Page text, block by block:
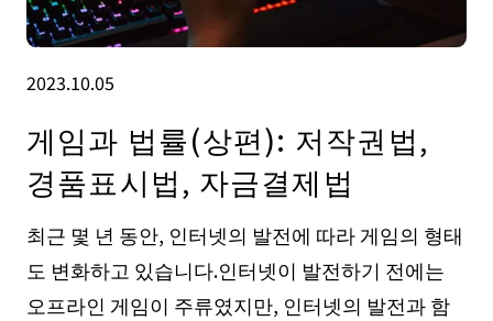
2023.10.05
게임과 법률(상편): 저작권법,
경품표시법, 자금결제법
최근 몇 년 동안, 인터넷의 발전에 따라 게임의 형태
도 변화하고 있습니다.인터넷이 발전하기 전에는
오프라인 게임이 주류였지만, 인터넷의 발전과 함